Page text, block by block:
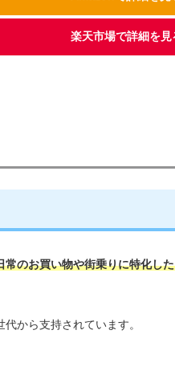
楽天市場で詳細を見
常のお買い物や街乗りに特化し
から支持されています。